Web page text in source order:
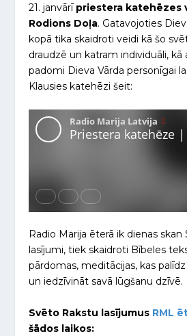
21. janvārīpriestera katehēzes
Rodions Doļa. Gatavojoties
kopā tika skaidroti veidi kā šo
draudzē un katram individuāli, kā
padomi Dieva Vārda personīgai
Klausies katehēzi šeit:
Radio Marija ēterā ik dienas skan
lasījumi, tiek skaidroti Bībeles
pārdomas, meditācijas, kas
un iedzīvināt savā lūgšanu dzīvē.
Svēto Rakstu lasījumus RML
šādos laikos: